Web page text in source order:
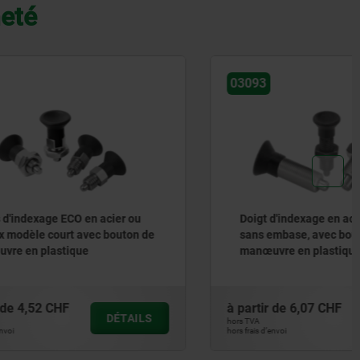
ou
de
DÉTAILS
Doigt d'indexage en acier ou en inox,
sans embase, avec bouton de
manœuvre en plastique
à partir de 6,07 CHF
hors TVA
hors frais d’envoi
DÉTAILS